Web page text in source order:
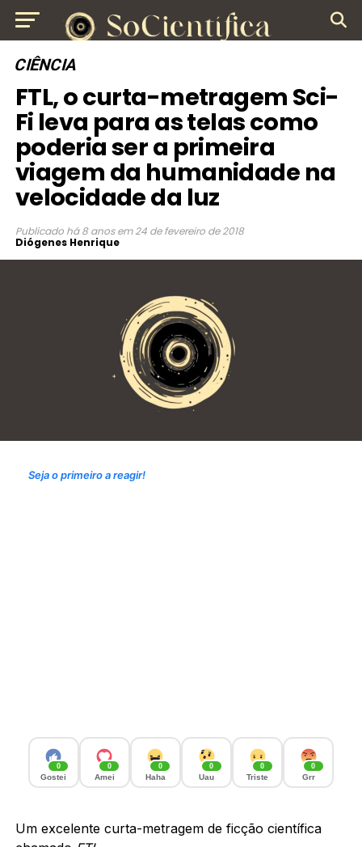
CIÊNCIA
FTL, o curta-metragem Sci-
Fi leva para as telas como
poderia ser a primeira
viagem da humanidade na
velocidade da luz
Publicado há 8 anos em 24 de fevereiro de 2018
Diógenes Henrique
Seja o primeiro a reagir!
0
Gostei
0
Amei
0
Haha
0
Uau
0
Triste
0
Grr
Um excelente curta-metragem de ficção científica